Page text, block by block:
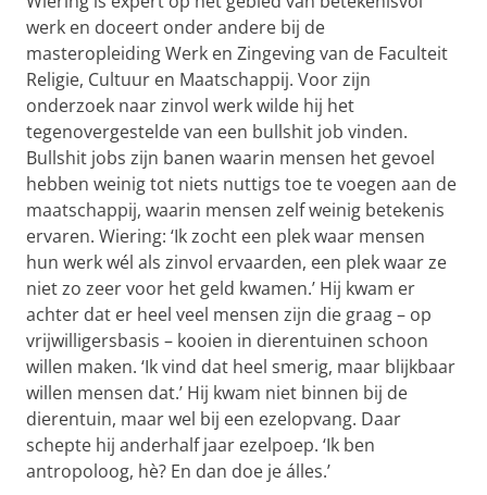
werk en doceert onder andere bij de
masteropleiding Werk en Zingeving van de Faculteit
Religie, Cultuur en Maatschappij. Voor zijn
onderzoek naar zinvol werk wilde hij het
tegenovergestelde van een bullshit job vinden.
Bullshit jobs zijn banen waarin mensen het gevoel
hebben weinig tot niets nuttigs toe te voegen aan de
maatschappij, waarin mensen zelf weinig betekenis
ervaren. Wiering: ‘Ik zocht een plek waar mensen
hun werk wél als zinvol ervaarden, een plek waar ze
niet zo zeer voor het geld kwamen.’ Hij kwam er
achter dat er heel veel mensen zijn die graag – op
vrijwilligersbasis – kooien in dierentuinen schoon
willen maken. ‘Ik vind dat heel smerig, maar blijkbaar
willen mensen dat.’ Hij kwam niet binnen bij de
dierentuin, maar wel bij een ezelopvang. Daar
schepte hij anderhalf jaar ezelpoep. ‘Ik ben
antropoloog, hè? En dan doe je álles.’